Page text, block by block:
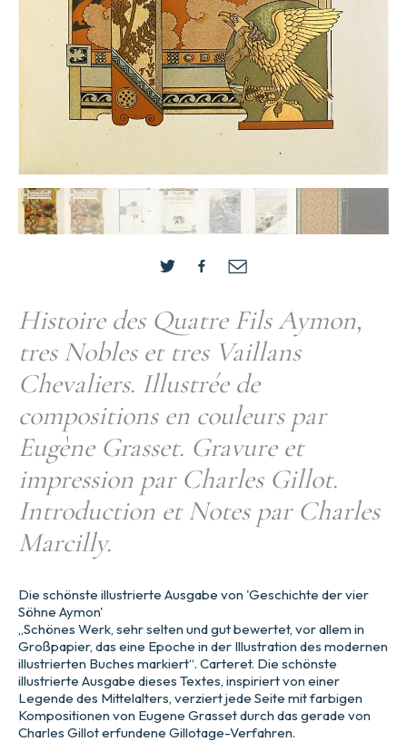
Histoire des Quatre Fils Aymon,
tres Nobles et tres Vaillans
Chevaliers. Illustrée de
compositions en couleurs par
Eugène Grasset. Gravure et
impression par Charles Gillot.
Introduction et Notes par Charles
Marcilly.
Die schönste illustrierte Ausgabe von 'Geschichte der vier
Söhne Aymon'
„Schönes Werk, sehr selten und gut bewertet, vor allem in
Großpapier, das eine Epoche in der Illustration des modernen
illustrierten Buches markiert“. Carteret. Die schönste
illustrierte Ausgabe dieses Textes, inspiriert von einer
Legende des Mittelalters, verziert jede Seite mit farbigen
Kompositionen von Eugene Grasset durch das gerade von
Charles Gillot erfundene Gillotage-Verfahren.